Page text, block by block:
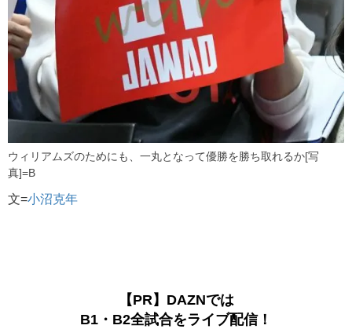
ウィリアムズのためにも、一丸となって優勝を勝ち取れるか[写
真]=B
文=小沼克年
【PR】DAZNでは
B1・B2全試合をライブ配信！